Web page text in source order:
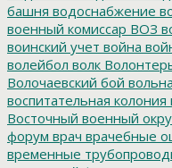
башня водоснабжение
военный комиссар ВОЗ
воинский учет война
волейбол волк
Волочаевский бой
воспитательная колония
Восточный военный
форум врач врачебные
временные